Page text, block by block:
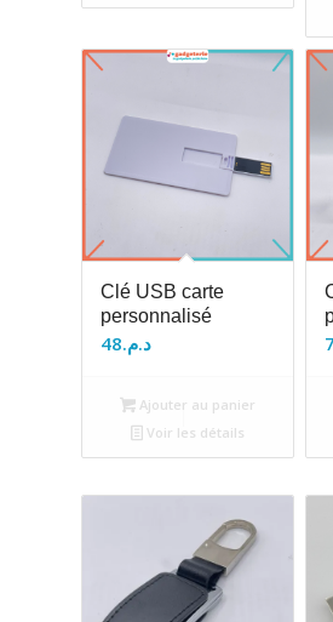
Clé USB carte
personnalisé
د.م.48
Ajouter au panier
Voir les détails